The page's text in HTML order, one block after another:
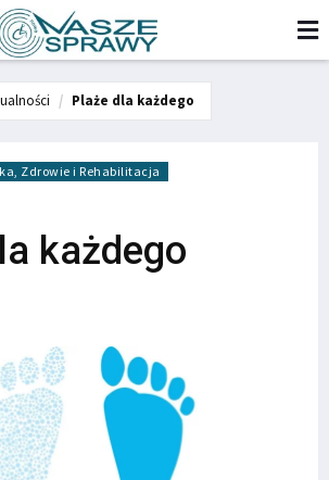
Plaże dla każdego
Zdrowie i Rehabilitacja
każdego